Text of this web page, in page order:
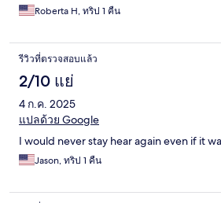
Roberta H, ทริป 1 คืน
รีวิวที่ตรวจสอบแล้ว
2/10 แย่
4 ก.ค. 2025
แปลด้วย Google
I would never stay hear again even if it
Jason, ทริป 1 คืน